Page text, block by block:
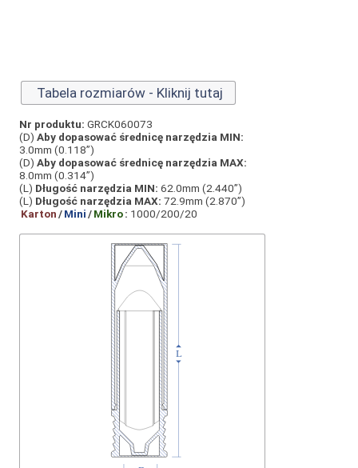
Tabela rozmiarów - Kliknij tutaj
Nr produktu: GRCK060073
(D) Aby dopasować średnicę narzędzia MIN:
3.0mm (0.118”)
(D) Aby dopasować średnicę narzędzia MAX:
8.0mm (0.314”)
(L) Długość narzędzia MIN: 62.0mm (2.440”)
(L) Długość narzędzia MAX: 72.9mm (2.870”)
Karton/Mini/Mikro: 1000/200/20